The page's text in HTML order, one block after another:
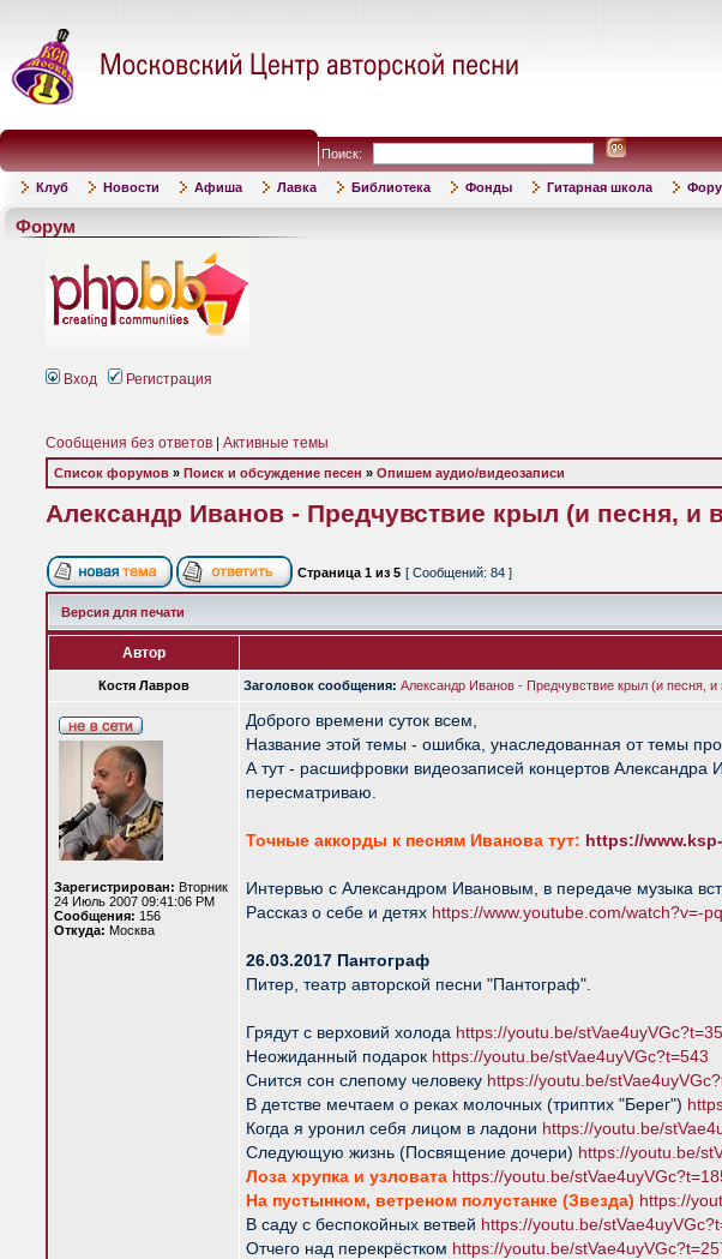
Поиск:
Клуб Новости Афиша Лавка Библиотека Фонды Гитарная школа
Форум
Вход Регистрация
Сообщения без ответов Активные темы
Список форумов » Поиск и обсуждение песен » Опишем аудио/видеозаписи
Александр Иванов - Предчувствие крыл (и песня, и
Страница 1 из 5 [ Сообщений: 84 ]
Версия для печати
Автор
Костя Лавров Заголовок сообщения: Александр Иванов - Предчувствие крыл (и песня, и
Зарегистрирован: Вторник
24 Июль 2007 09:41:06 PM
Сообщения: 156
Откуда: Москва
Доброго времени суток всем,
Название этой темы - ошибка, унаследованная от темы
А тут - расшифровки видеозаписей концертов
пересматриваю.
Точные аккорды к песням Иванова тут: https://
Интервью с Александром Ивановым, в передаче музыка
Рассказ о себе и детях https://www.youtube.com/watch?v=-
26.03.2017 Пантограф
Питер, театр авторской песни "Пантограф".
Грядут с верховий холода https://youtu.be/
Неожиданный подарок https://youtu.be/stVae4uyVGc?t=543
Снится сон слепому человеку https://youtu.be/
В детстве мечтаем о реках молочных (триптих "Берег")
Когда я уронил себя лицом в ладони https://youtu.be/
Следующую жизнь (Посвящение дочери) https://youtu.be/
Лоза хрупка и узловата https://youtu.be/
На пустынном, ветреном полустанке (Звезда) https://
В саду с беспокойных ветвей https://youtu.be/
Отчего над перекрёстком https://youtu.be/